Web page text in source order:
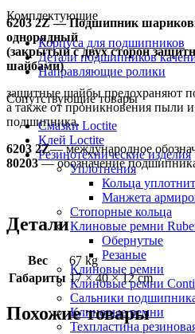
Комплектующие
Корпуса для подшипников
Детали подшипников
Направляющие ролики
Сопутствующие товары
Смазки Loctite
Клей Loctite
Резинотехнические изделия
Уплотнения
Кольца
Манжета
Стопорные кольца
Клиновые ремни
Обернутые
Резаные
Клиновые ремни
Клиновые ремни
Сальники
Клиновые ремни
Техпластина
6203 2Z — Подшипник
однорядный
(закрытый с двух сторон
шайбами)
защитные шайбы предохраняют
а также от проникновения пыли и
подшипника.
6203 2Z— международное
80203— обозначение
Детали
Вес
67 kg
Габариты 17 × 40 × 12 cm
Похожие товары